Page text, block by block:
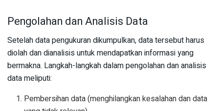
Pengolahan dan Analisis Data
Setelah data pengukuran dikumpulkan, data tersebut harus
diolah dan dianalisis untuk mendapatkan informasi yang
bermakna. Langkah-langkah dalam pengolahan dan analisis
data meliputi:
Pembersihan data (menghilangkan kesalahan dan data